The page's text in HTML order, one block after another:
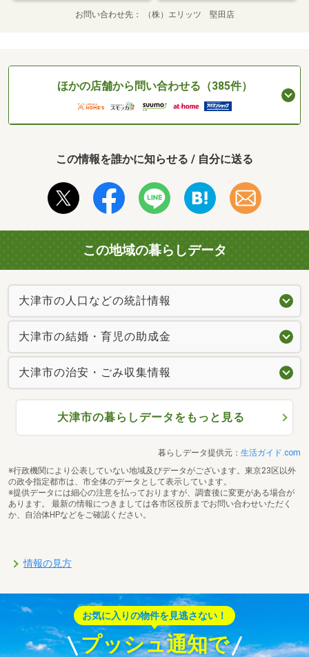
お問い合わせ先 （株）エリッツ 堅田店
ほかの店舗から問い合わせる（385件）
この情報を誰かに知らせる / 自分に送る
この地域の暮らしデータ
大津市の人口などの統計情報
大津市の結婚・育児の助成金
大津市の治安・ごみ収集情報
大津市の暮らしデータをもっと見る
暮らしデータ提供元： 生活ガイド.com
※行政機関により公表していない地域及びデータがございます。東京23区以外
の政令指定都市は、市全体のデータとして表示しています。
※提供データには細心の注意を払っておりますが、調査後に変更がある場合が
あります。 最新の情報につきましては各市区役所までお問い合わせいただく
か、自治体HPなどをご確認ください。
情報の見方
お気に入りの物件を見逃さない！
プッシュ通知で